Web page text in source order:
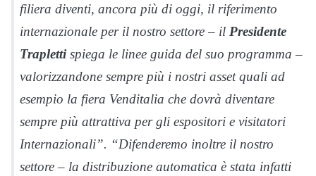
filiera diventi, ancora più di oggi, il riferimento
internazionale per il nostro settore – il Presidente
Traplettispiega le linee guida del suo programma –
valorizzandone sempre più i nostri asset quali ad
esempio la fiera Venditalia che dovrà diventare
sempre più attrattiva per gli espositori e visitatori
Internazionali”. “Difenderemo inoltre il nostro
settore – la distribuzione automatica è stata infatti